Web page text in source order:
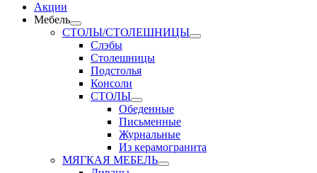
Акции
Мебель
СТОЛЫ/СТОЛЕШНИЦЫ
Слэбы
Столешницы
Подстолья
Консоли
СТОЛЫ
Обеденные
Письменные
Журнальные
Из керамогранита
МЯГКАЯ МЕБЕЛЬ